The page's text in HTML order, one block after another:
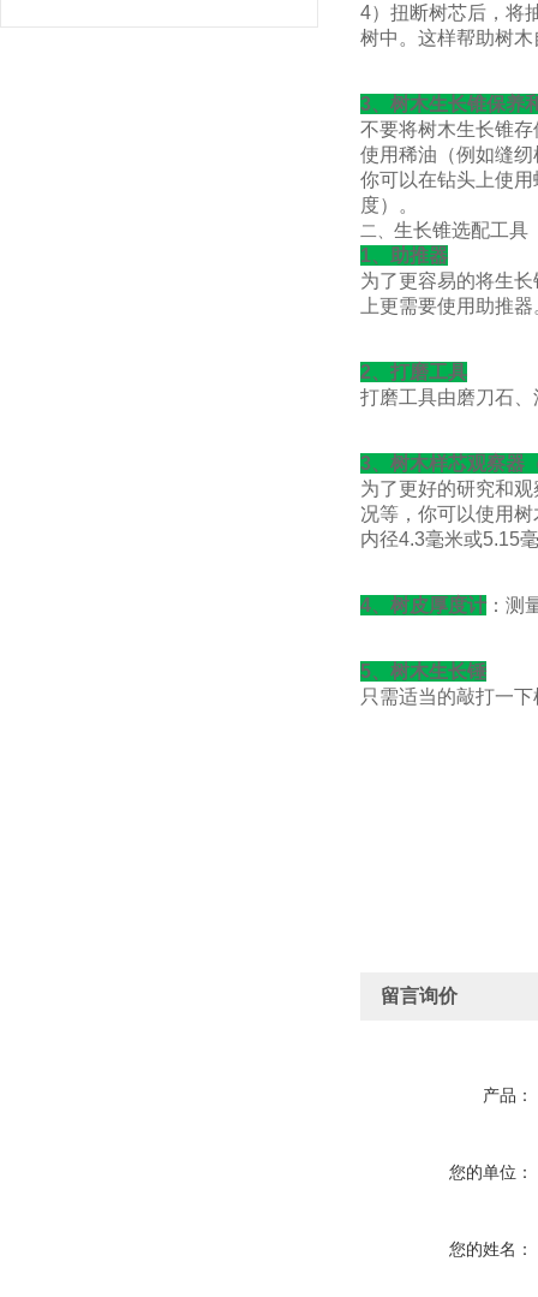
4）扭断树芯后，将
树中。这样帮助树
3、树木生长锥保养
不要将树木生长锥
使用稀油（例如缝
你可以在钻头上使
度）。
二、 生长锥选配工具
1、助推器
为了更容易的将生
上更需要使用助推
2、打磨工具
打磨工具由磨刀石
3、树木样芯观察器
为了更好的研究和
况等，你可以使用
内径4.3毫米或5.15
4、树皮厚度计 ：测
5、树木生长锤
只需适当的敲打一
留言询价
产品：
您的单位：
您的姓名：